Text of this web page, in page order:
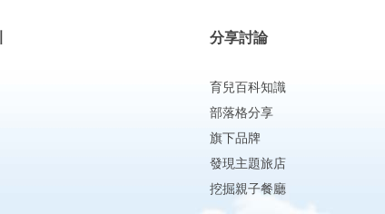
分享討論
育兒百科知識
部落格分享
旗下品牌
發現主題旅店
挖掘親子餐廳